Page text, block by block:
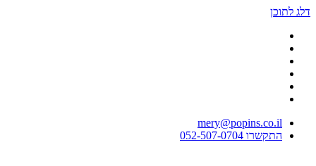
דלג לתוכן
mery@popins.co.il
התקשרו 052-507-0704